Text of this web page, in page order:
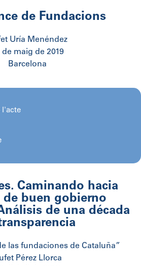
de Fundacions
Uría Menéndez
de maig de 2019
Barcelona
l'acte
Caminando hacia
de buen gobierno
de una década
las fundaciones de Cataluña”
Pérez Llorca